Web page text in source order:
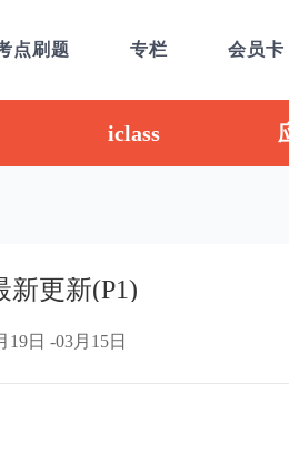
点刷题 专栏 会员卡
iclass
新更新(P1)
19日 -03月15日